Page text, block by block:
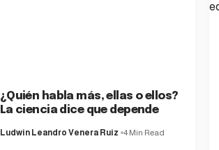
¿Quién habla más, ellas o ellos?
La ciencia dice que depende
Ludwin Leandro Venera Ruiz 4 Min Read